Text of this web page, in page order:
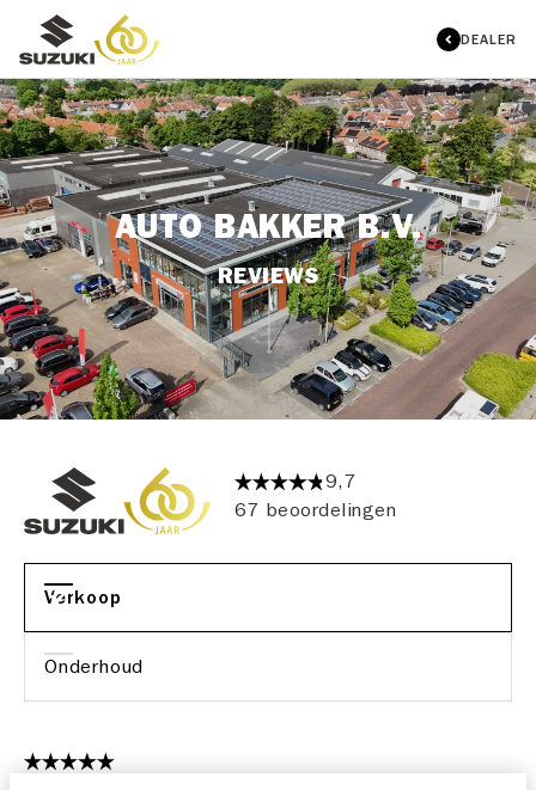
DEALER
AUTO BAKKER B.V.
REVIEWS
9,7
67 beoordelingen
Verkoop
Onderhoud